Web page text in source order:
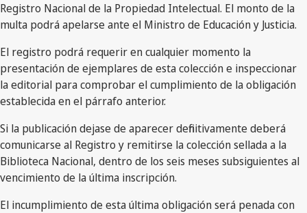
Registro Nacional de la Propiedad Intelectual. El monto de la
multa podrá apelarse ante el Ministro de Educación y Justicia.
El registro podrá requerir en cualquier momento la
presentación de ejemplares de esta colección e inspeccionar
la editorial para comprobar el cumplimiento de la obligación
establecida en el párrafo anterior.
Si la publicación dejase de aparecer definitivamente deberá
comunicarse al Registro y remitirse la colección sellada a la
Biblioteca Nacional, dentro de los seis meses subsiguientes al
vencimiento de la última inscripción.
El incumplimiento de esta última obligación será penada con